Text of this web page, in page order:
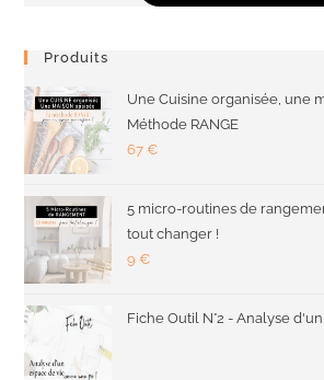
Produits
Une Cuisine organisée, une
Méthode RANGE
67€
5 micro-routines de
tout changer !
9€
Fiche Outil N°2 - Analyse